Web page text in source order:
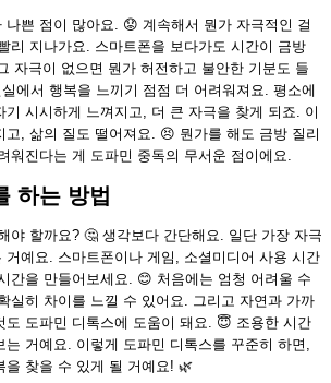
나쁜 점이 많아요. 😟 계속해서 뭔가 자극적인 걸
리 지나가요. 스마트폰을 보다가도 시간이 금방
자극이 없으면 뭔가 허전하고 불안한 기분도 들
에서 행복을 느끼기 점점 더 어려워져요. 평소에
기 시시하게 느껴지고, 더 큰 자극을 찾게 되죠. 이
고, 삶의 질도 떨어져요. 😣 뭔가를 해도 금방 질리
워진다는 게 도파민 중독의 무서운 점이에요.
하는 방법
야 할까요? 🤔 생각보다 간단해요. 일단 가장 자극
거예요. 스마트폰이나 게임, 소셜미디어 사용 시간
간을 만들어보세요. 😊 처음에는 엄청 어려울 수
실히 차이를 느낄 수 있어요. 그리고 자연과 가까
도 도파민 디톡스에 도움이 돼요. 😇 조용한 시간
거예요. 이렇게 도파민 디톡스를 꾸준히 하면,
을 찾을 수 있게 될 거예요! 🌿